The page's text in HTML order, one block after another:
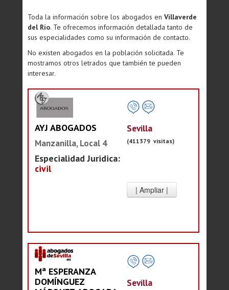
Toda la información sobre los abogados en Villaverde
del Río. Te ofrecemos información detallada tanto de
sus especialidades como su información de contacto.
No existen abogados en la población solicitada. Te
mostramos otros letrados que también te pueden
interesar.
AYJ ABOGADOS
Manzanilla, Local 4
Especialidad Juridica:
civil
Sevilla
(411379 visitas)
Mª ESPERANZA
DOMÍNGUEZ
Sevilla